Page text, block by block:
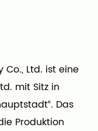
Co., Ltd. ist eine
mit Sitz in
Das
Produktion